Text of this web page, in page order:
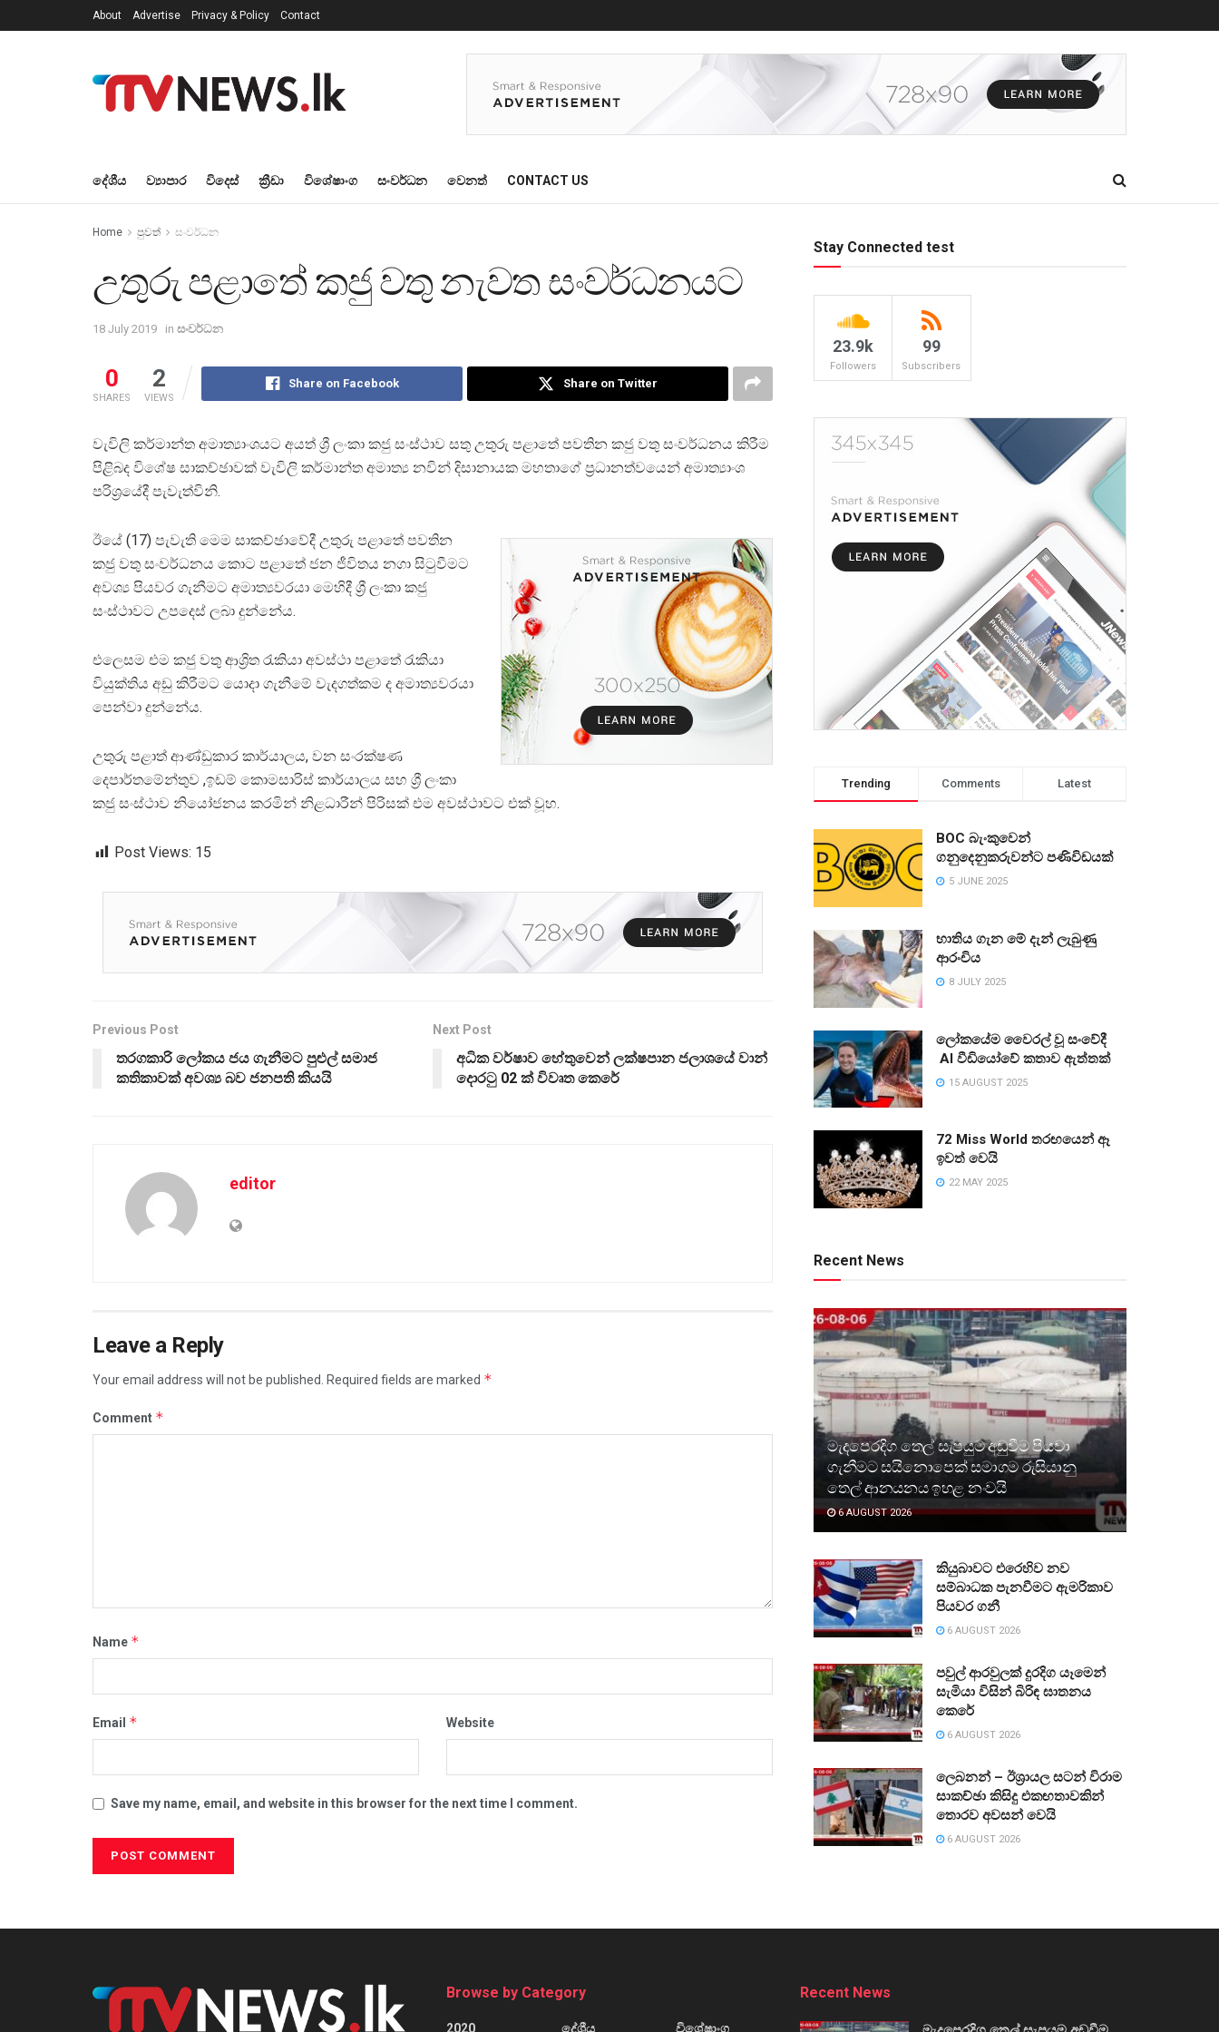
About Advertise Privacy & Policy Contact
දේශීය ව්‍යාපාර විදෙස් ක්‍රීඩා විශේෂාංග සංවර්ධන වෙනත් CONTACT US
Home පුවත් සංවර්ධන
උතුරු පළාතේ කජු වතු නැවත සංවර්ධනයට
18 July 2019 in සංවර්ධන
0
SHARES
2
VIEWS
Share on Facebook Share on Twitter
වැවිලි කර්මාන්ත අමාත්‍යාංශයට අයත් ශ්‍රී ලංකා කජු සංස්ථාව සතු උතුරු පළාතේ පවතින කජු වතු සංවර්ධනය කිරීම
පිළිබද විශේෂ සාකච්ඡාවක් වැවිලි කර්මාන්ත අමාත්‍ය නවින් දිසානායක මහතාගේ ප්‍රධානත්වයෙන් අමාත්‍යාංශ
පරිශ්‍රයේදී පැවැත්විනි.
ඊයේ (17) පැවැති මෙම සාකච්ඡාවේදී උතුරු පළාතේ පවතින
කජු වතු සංවර්ධනය කොට පළාතේ ජන ජීවිතය නගා සිටුවීමට
අවශ්‍ය පියවර ගැනීමට අමාත්‍යවරයා මෙහිදී ශ්‍රී ලංකා කජු
සංස්ථාවට උපදෙස් ලබා දුන්නේය.
එලෙසම එම කජු වතු ආශ්‍රිත රැකියා අවස්ථා පළාතේ රැකියා
වියුක්තිය අඩු කිරීමට යොදා ගැනීමේ වැදගත්කම ද අමාත්‍යවරයා
පෙන්වා දුන්නේය.
උතුරු පළාත් ආණ්ඩුකාර කාර්යාලය, වන සංරක්ෂණ
දෙපාර්තමේන්තුව ,ඉඩම් කොමසාරිස් කාර්යාලය සහ ශ්‍රී ලංකා
කජු සංස්ථාව නියෝජනය කරමින් නිළධාරීන් පිරිසක් එම අවස්ථාවට එක් වූහ.
Post Views: 15
Previous Post
තරගකාරි ලෝකය ජය ගැනීමට පුළුල් සමාජ
කතිකාවක් අවශ්‍ය බව ජනපති කියයි
Next Post
අධික වර්ෂාව හේතුවෙන් ලක්ෂපාන ජලාශයේ වාන්
දොරටු 02 ක් විවෘත කෙරේ
editor
Leave a Reply
Your email address will not be published. Required fields are marked *
Comment *
Name *
Email * Website
Save my name, email, and website in this browser for the next time I comment.
Stay Connected test
23.9k
Followers
99
Subscribers
Trending Comments Latest
BOC බැංකුවෙන්
ගනුදෙනුකරුවන්ට පණිවිඩයක්
5 JUNE 2025
භාතිය ගැන මේ දැන් ලැබුණු
ආරංචිය
8 JULY 2025
ලෝකයේම වෛරල් වූ සංවේදී
AI වීඩියෝවේ කතාව ඇත්තක්
15 AUGUST 2025
72 Miss World තරඟයෙන් ඈ
ඉවත් වෙයි
22 MAY 2025
Recent News
මැදපෙරදිග තෙල් සැපයුම අඩුවීම පියවා
ගැනීමට සයිනොපෙක් සමාගම රුසියානු
තෙල් ආනයනය ඉහළ නංවයි
6 AUGUST 2026
කියුබාවට එරෙහිව නව
සම්බාධක පැනවීමට ඇමරිකාව
පියවර ගනී
6 AUGUST 2026
පවුල් ආරවුලක් දුරදිග යෑමෙන්
සැමියා විසින් බිරිඳ ඝාතනය
කෙරේ
6 AUGUST 2026
ලෙබනන් – ඊශ්‍රායල සටන් විරාම
සාකච්ඡා කිසිදු එකඟතාවකින්
තොරව අවසන් වෙයි
6 AUGUST 2026
Browse by Category
2020 දේශීය විශේෂාංග
Recent News